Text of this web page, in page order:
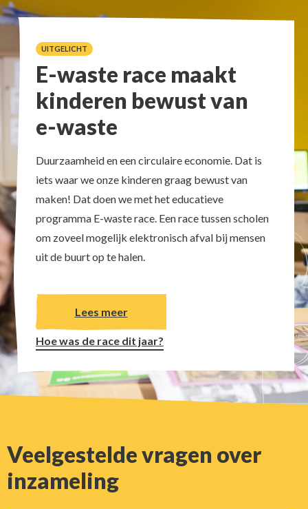
UITGELICHT
E-waste race maakt
kinderen bewust van
e-waste
Duurzaamheid en een circulaire economie. Dat is
iets waar we onze kinderen graag bewust van
maken! Dat doen we met het educatieve
programma E-waste race. Een race tussen scholen
om zoveel mogelijk elektronisch afval bij mensen
uit de buurt op te halen.
Lees meer
Hoe was de race dit jaar?
Veelgestelde vragen over
inzameling